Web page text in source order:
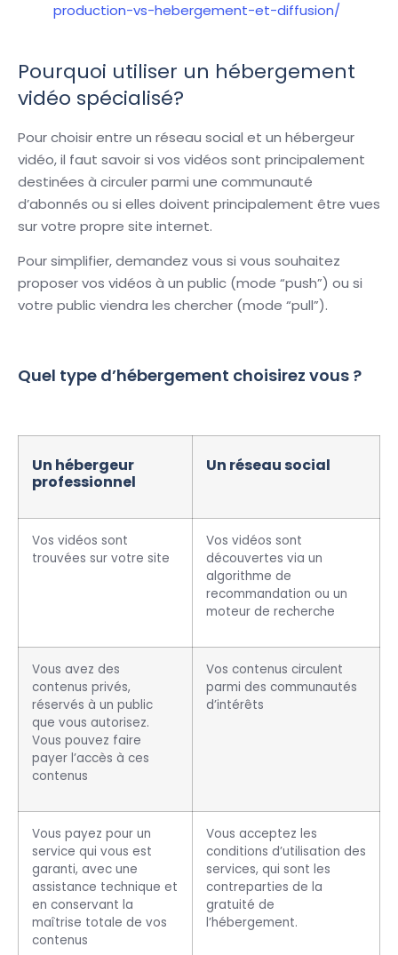
production-vs-hebergement-et-diffusion/
Pourquoi utiliser un hébergement
vidéo spécialisé?
Pour choisir entre un réseau social et un hébergeur
vidéo, il faut savoir si vos vidéos sont principalement
destinées à circuler parmi une communauté
d’abonnés ou si elles doivent principalement être vues
sur votre propre site internet.
Pour simplifier, demandez vous si vous souhaitez
proposer vos vidéos à un public (mode “push”) ou si
votre public viendra les chercher (mode “pull”).
Quel type d’hébergement choisirez vous ?
Un hébergeur
professionnel
Un réseau social
Vos vidéos sont
trouvées sur votre site
Vos vidéos sont
découvertes via un
algorithme de
recommandation ou un
moteur de recherche
Vous avez des
contenus privés,
réservés à un public
que vous autorisez.
Vous pouvez faire
payer l’accès à ces
contenus
Vos contenus circulent
parmi des communautés
d’intérêts
Vous payez pour un
service qui vous est
garanti, avec une
assistance technique et
en conservant la
maîtrise totale de vos
contenus
Vous acceptez les
conditions d’utilisation des
services, qui sont les
contreparties de la
gratuité de
l’hébergement.